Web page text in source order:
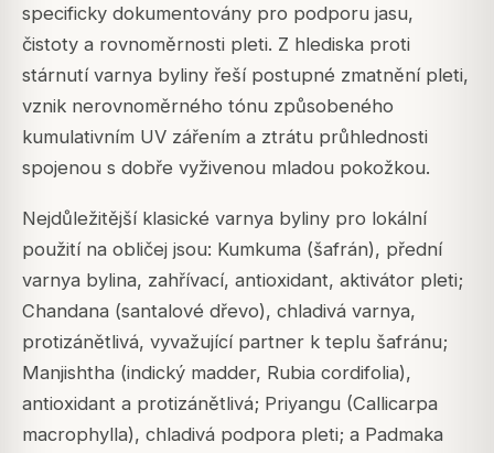
specificky dokumentovány pro podporu jasu,
čistoty a rovnoměrnosti pleti. Z hlediska proti
stárnutí varnya byliny řeší postupné zmatnění pleti,
vznik nerovnoměrného tónu způsobeného
kumulativním UV zářením a ztrátu průhlednosti
spojenou s dobře vyživenou mladou pokožkou.
Nejdůležitější klasické varnya byliny pro lokální
použití na obličej jsou: Kumkuma (šafrán), přední
varnya bylina, zahřívací, antioxidant, aktivátor pleti;
Chandana (santalové dřevo), chladivá varnya,
protizánětlivá, vyvažující partner k teplu šafránu;
Manjishtha (indický madder, Rubia cordifolia),
antioxidant a protizánětlivá; Priyangu (Callicarpa
macrophylla), chladivá podpora pleti; a Padmaka